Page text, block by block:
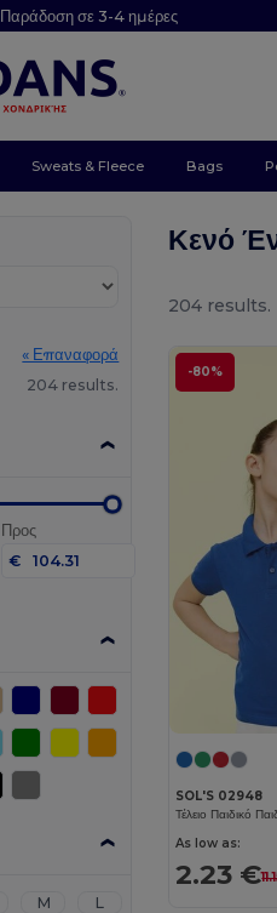
Παράδοση σε 3-4 ημέρες
Sweats & Fleece Bags
« Επαναφορά
204 results.
Προς
€
M
L
Κενό
204 results.
-80%
SOL'S 02948
Τέλειο Παιδικό
As low as:
2.23 €